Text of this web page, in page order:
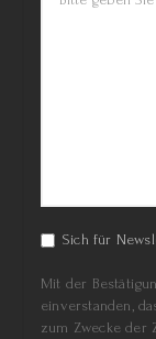
Sich für
Mit der
einverstanden,
zum Zwecke der